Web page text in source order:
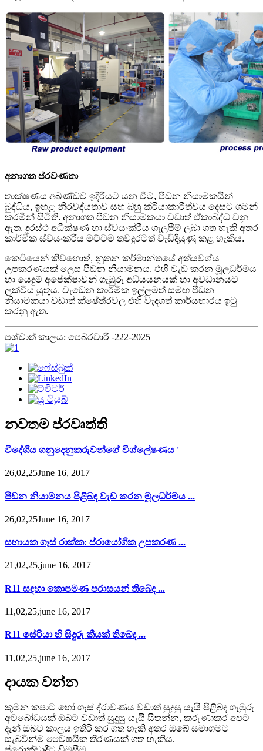
අනාගත ප්රවණතා
තාක්ෂණය අඛණ්ඩව ඉදිරියට යන විට, පීඩන නියාමකයින්
බුද්ධිය, ඉහළ නිරවද්යතාව සහ බහු ක්රියාකාරීත්වය දෙසට ගමන්
කරමින් සිටිති. අනාගත පීඩන නියාමකයා වඩාත් ඒකාබද්ධ වනු
ඇත, දුරස්ථ අධීක්ෂණ හා ස්වයංක්රීය ගැලපීම් ලබා ගත හැකි අතර
කාර්මික ස්වයංක්රීය මට්ටම තවදුරටත් වැඩිදියුණු කළ හැකිය.
කෙටියෙන් කිවහොත්, නූතන කර්මාන්තයේ අත්යවශ්ය
උපකරණයක් ලෙස පීඩන නියාමනය, එහි වැඩ කරන මූලධර්මය
හා යෙදුම් අපේක්ෂාවන් ගැඹුරු අධ්යයනයක් හා අවධානයට
ලක්විය යුතුය. වැඩෙන කාර්මික ඉල්ලුමත් සමඟ පීඩන
නියාමකයා වඩාත් ක්ෂේත්රවල එහි වැදගත් කාර්යභාරය ඉටු
කරනු ඇත.
පශ්චාත් කාලය: පෙබරවාරි -222-2025
නවතම ප්රවෘත්ති
විදේශීය ගනුදෙනුකරුවන්ගේ විශ්ලේෂණය '
26,02,25June 16, 2017
පීඩන නියාමනය පිළිබඳ වැඩ කරන මූලධර්මය ...
26,02,25June 16, 2017
සහායක ගෑස් රාක්ක: ප්රායෝගික උපකරණ ...
21,02,25,june 16, 2017
R11 සඳහා කොපමණ පරාසයන් තිබේද ...
11,02,25,june 16, 2017
R11 සේරියා හි සිදුරු කීයක් තිබේද ...
11,02,25,june 16, 2017
දායක වන්න
කුමන කපාට හෝ ගෑස් ද්රාවණය වඩාත් සුදුසු යැයි පිළිබඳ ගැඹුරු
අවබෝධයක් ඔබට වඩාත් සුදුසු යැයි සිතන්න, කරුණාකර අපට
දැන් ඔබට කාලය ඉතිරි කර ගත හැකි අතර ඔබේ සමාගමට
සැබවින්ම වෛෂයික තීරණයක් ගත හැකිය.